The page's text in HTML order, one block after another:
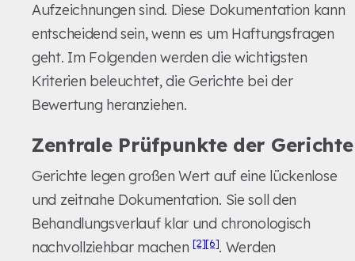
Aufzeichnungen sind. Diese Dokumentation kann
entscheidend sein, wenn es um Haftungsfragen
geht. Im Folgenden werden die wichtigsten
Kriterien beleuchtet, die Gerichte bei der
Bewertung heranziehen.
Zentrale Prüfpunkte der Gerichte
Gerichte legen großen Wert auf eine lückenlose
und zeitnahe Dokumentation. Sie soll den
Behandlungsverlauf klar und chronologisch
nachvollziehbar machen[2][6]. Werden